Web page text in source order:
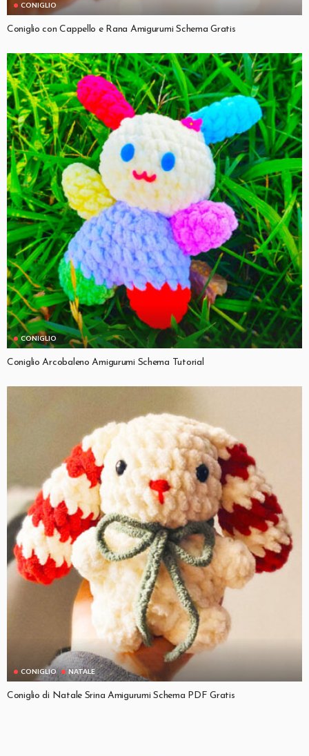
CONIGLIO
Coniglio con Cappello e Rana Amigurumi Schema Gratis
CONIGLIO
Coniglio Arcobaleno Amigurumi Schema Tutorial
CONIGLIO NATALE
Coniglio di Natale Srina Amigurumi Schema PDF Gratis